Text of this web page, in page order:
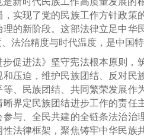
实现了党的民族工作方针政
的新阶段。这部法律立足中华
法治精度与时代温度，是中国
促进法》坚守宪法根本原则
压迫，维护民族团结、反对民
、民族团结、共同繁荣发展作
界定民族团结进步工作的责任
与、全民共建的全链条法治治
法律框架，聚焦铸牢中华民族